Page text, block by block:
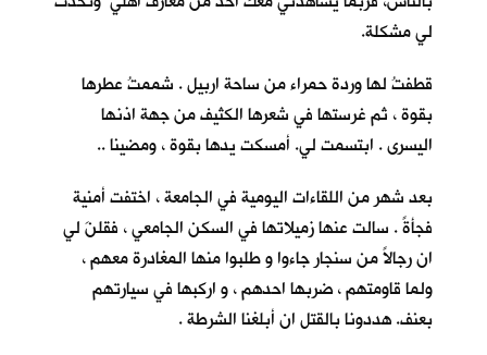
لي مشكلة.
قطفتُ لها وردة حمراء من ساحة اربيل . شممتُ عطرها
بقوة ، ثم غرستها في شعرها الكثيف من جهة اذنها
اليسرى . ابتسمت لي. أمسكت يدها بقوة ، ومضينا ..
بعد شهر من اللقاءات اليومية في الجامعة ، اختفت أمنية
فجأةً . سالت عنها زميلاتها في السكن الجامعي ، فقلنَ لي
ان رجالاً من سنجار جاءوا و طلبوا منها المغادرة معهم ،
ولما قاومتهم ، ضربها احدهم ، و اركبها في سيارتهم
بعنف. هددونا بالقتل ان أبلغنا الشرطة .